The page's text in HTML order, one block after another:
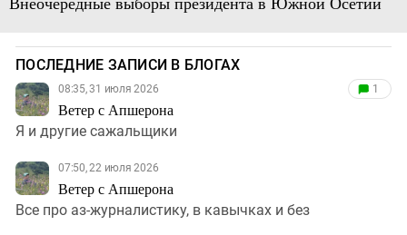
ПОСЛЕДНИЕ ЗАПИСИ В БЛОГАХ
08:35, 31 июля 2026
Ветер с Апшерона
1
Я и другие сажальщики
07:50, 22 июля 2026
Ветер с Апшерона
Все про аз-журналистику, в кавычках и без